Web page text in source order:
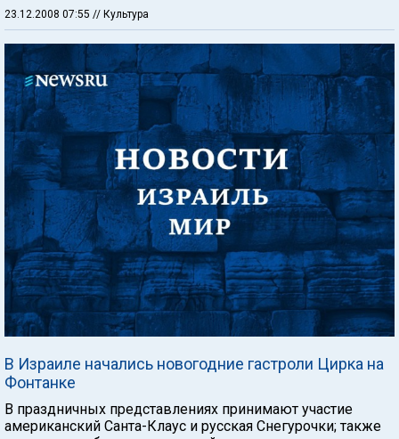
23.12.2008 07:55 // Культура
В Израиле начались новогодние гастроли Цирка на
Фонтанке
В праздничных представлениях принимают участие
американский Санта-Клаус и русская Снегурочки; также